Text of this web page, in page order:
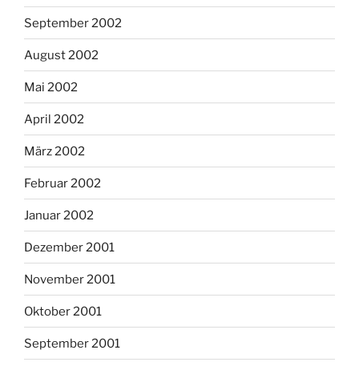
September 2002
August 2002
Mai 2002
April 2002
März 2002
Februar 2002
Januar 2002
Dezember 2001
November 2001
Oktober 2001
September 2001